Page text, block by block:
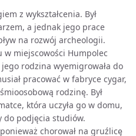
z wykształcenia. Był
a jednak jego prace
na rozwój archeologii.
w miejscowości Humpolec
rodzina wyemigrowała do
pracować w fabryce cygar,
rodzinę. Był
która uczyła go w domu,
do podjęcia studiów.
chorował na gruźlicę